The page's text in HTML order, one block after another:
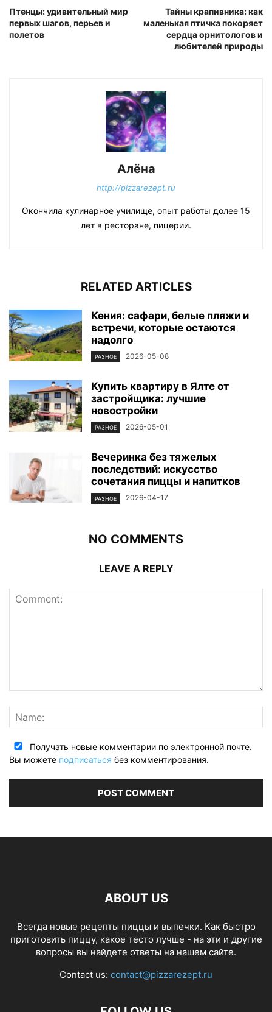
Птенцы: удивительный мир
первых шагов, перьев и
полетов
Тайны крапивника: как
маленькая птичка покоряет
сердца орнитологов и
любителей природы
Алёна
http://pizzarezept.ru
Окончила кулинарное училище, опыт работы долее 15
лет в ресторане, пицерии.
RELATED ARTICLES
Кения: сафари, белые пляжи и
встречи, которые остаются
надолго
РАЗНОЕ 2026-05-08
Купить квартиру в Ялте от
застройщика: лучшие
новостройки
РАЗНОЕ 2026-05-01
Вечеринка без тяжелых
последствий: искусство
сочетания пиццы и напитков
РАЗНОЕ 2026-04-17
NO COMMENTS
LEAVE A REPLY
Получать новые комментарии по электронной почте.
Вы можете подписаться без комментирования.
ABOUT US
Всегда новые рецепты пиццы и выпечки. Как быстро
приготовить пиццу, какое тесто лучше - на эти и другие
вопросы вы найдете ответы на нашем сайте.
Contact us: contact@pizzarezept.ru